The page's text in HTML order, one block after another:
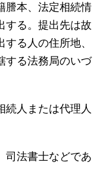
謄本、法定相続情
する。提出先は故
る人の住所地、
する法務局のいづ
続人または代理人
司法書士などであ